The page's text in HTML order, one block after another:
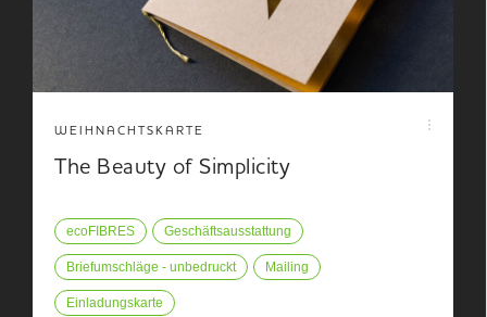
WEIHNACHTSKARTE
The Beauty of Simplicity
ecoFIBRES Geschäftsausstattung
Briefumschläge - unbedruckt Mailing
Einladungskarte